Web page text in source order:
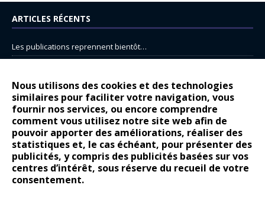
Nous utilisons des cookies et des technologies
similaires pour faciliter votre navigation, vous
fournir nos services, ou encore comprendre
comment vous utilisez notre site web afin de
pouvoir apporter des améliorations, réaliser des
statistiques et, le cas échéant, pour présenter des
publicités, y compris des publicités basées sur vos
centres d’intérêt, sous réserve du recueil de votre
consentement.
ARTICLES RÉCENTS
Les publications reprennent bientôt…
14 juillet : nouveau film de marque pour Citroën
Renault Espace : voyage, voyage…
Peugeot E-208 GTi : naissance d’une légende
COMMENTAIRES RÉCENTS
Bernard DardartdansDacia Sandero : pour les gens vrais